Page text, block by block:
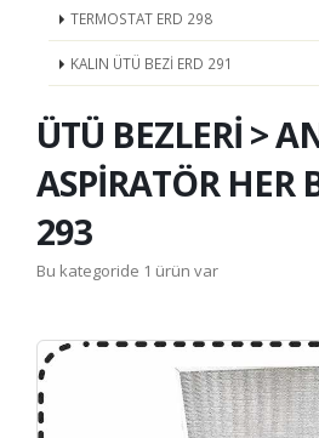
TERMOSTAT ERD 298
KALIN ÜTÜ BEZİ ERD 291
ÜTÜ BEZLERİ >
ASPİRATÖR HER
293
Bu kategoride 1 ürün var